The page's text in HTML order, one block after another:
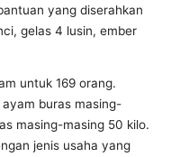
yang diserahkan
gelas 4 lusin, ember
untuk 169 orang.
buras masing-
masing-masing 50 kilo.
jenis usaha yang